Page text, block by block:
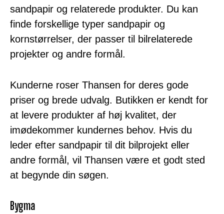
sandpapir og relaterede produkter. Du kan
finde forskellige typer sandpapir og
kornstørrelser, der passer til bilrelaterede
projekter og andre formål.
Kunderne roser Thansen for deres gode
priser og brede udvalg. Butikken er kendt for
at levere produkter af høj kvalitet, der
imødekommer kundernes behov. Hvis du
leder efter sandpapir til dit bilprojekt eller
andre formål, vil Thansen være et godt sted
at begynde din søgen.
Bygma